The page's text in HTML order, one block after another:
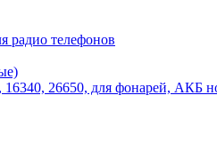
радио телефонов
26650, для фонарей, АКБ